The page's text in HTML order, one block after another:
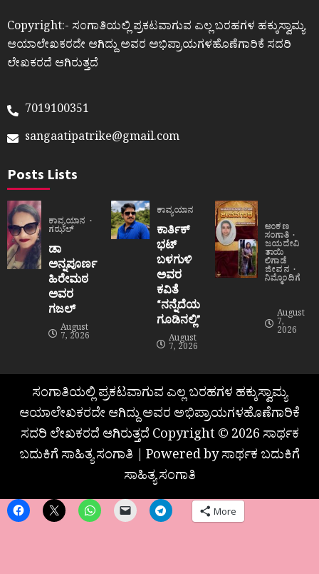
Copyright:- ಸಂಗಾತಿಯಲ್ಲಿ ಪ್ರಕಟವಾಗುವ ಎಲ್ಲ ಬರಹಗಳ ಹಕ್ಕುಸ್ವಾಮ್ಯ
ಆಯಾಲೇಖಕರದೇ ಆಗಿದ್ದು ಅವರ ಅಭಿಪ್ರಾಯಗಳಹೊಣೆಗಾರಿಕೆ ಸದರಿ
ಲೇಖಕರದೆ ಆಗಿರುತ್ತದೆ
7019100351
sangaatipatrike@gmail.com
Posts Lists
ಕಾವ್ಯಯಾನ
ಗಝಲ್
ಡಾ
ಅನ್ನಪೂರ್ಣ
ಹಿರೇಮಠ
ಅವರ
ಗಜಲ್
August
7, 2026
ಕಾವ್ಯಯಾನ
ಕಾರ್ತಿಕ್
ಭಟ್
ಬಳಗುಳಿ
ಅವರ
ಕವಿತೆ
“ನನ್ನೆದೆಯ
ಗೂಡಿನಲ್ಲಿ”
August
7, 2026
ಅಂಕಣ
ಸಂಗಾತಿ
ಜಯದೇವಿ
ತಾಯಿ
ಲಿಗಾಡೆ
ಜೀವನ
ನಿಮ್ಮೊಂದಿಗೆ
August
7,
2026
ಸಂಗಾತಿಯಲ್ಲಿ ಪ್ರಕಟವಾಗುವ ಎಲ್ಲ ಬರಹಗಳ ಹಕ್ಕುಸ್ವಾಮ್ಯ
ಆಯಾಲೇಖಕರದೇ ಆಗಿದ್ದು ಅವರ ಅಭಿಪ್ರಾಯಗಳಹೊಣೆಗಾರಿಕೆ
ಸದರಿ ಲೇಖಕರದೆ ಆಗಿರುತ್ತದೆ Copyright © 2026 ಸಾರ್ಥಕ
ಬದುಕಿಗೆ ಸಾಹಿತ್ಯ ಸಂಗಾತಿ | Powered by ಸಾರ್ಥಕ ಬದುಕಿಗೆ
ಸಾಹಿತ್ಯ ಸಂಗಾತಿ
More